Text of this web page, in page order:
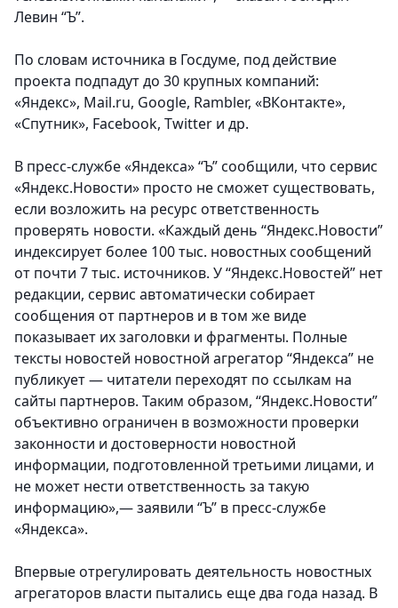
Левин “Ъ”.
По словам источника в Госдуме, под действие
проекта подпадут до 30 крупных компаний:
«Яндекс», Mail.ru, Google, Rambler, «ВКонтакте»,
«Спутник», Facebook, Twitter и др.
В пресс-службе «Яндекса» “Ъ” сообщили, что сервис
«Яндекс.Новости» просто не сможет существовать,
если возложить на ресурс ответственность
проверять новости. «Каждый день “Яндекс.Новости”
индексирует более 100 тыс. новостных сообщений
от почти 7 тыс. источников. У “Яндекс.Новостей” нет
редакции, сервис автоматически собирает
сообщения от партнеров и в том же виде
показывает их заголовки и фрагменты. Полные
тексты новостей новостной агрегатор “Яндекса” не
публикует — читатели переходят по ссылкам на
сайты партнеров. Таким образом, “Яндекс.Новости”
объективно ограничен в возможности проверки
законности и достоверности новостной
информации, подготовленной третьими лицами, и
не может нести ответственность за такую
информацию»,— заявили “Ъ” в пресс-службе
«Яндекса».
Впервые отрегулировать деятельность новостных
агрегаторов власти пытались еще два года назад. В